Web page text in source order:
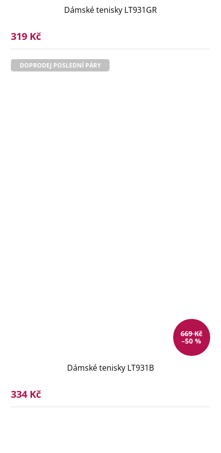
Dámské tenisky LT931GR
319 Kč
DOPRODEJ POSLEDNÍ PÁRY
669 Kč
–50 %
Dámské tenisky LT931B
334 Kč